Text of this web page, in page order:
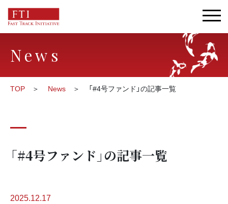
News
TOP News 「#4号ファンド」の記事一覧
「#4号ファンド」の記事一覧
2025.12.17